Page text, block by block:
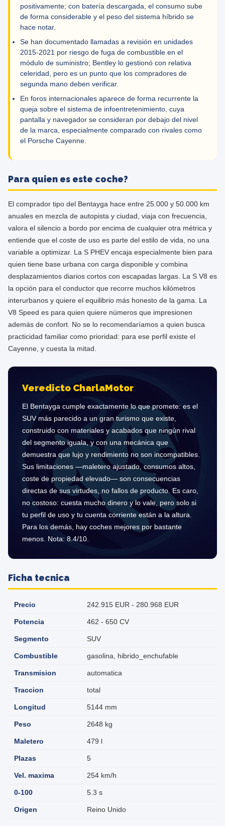
positivamente; con batería descargada, el consumo sube
de forma considerable y el peso del sistema híbrido se
hace notar.
Se han documentado llamadas a revisión en unidades
2015-2021 por riesgo de fuga de combustible en el
módulo de suministro; Bentley lo gestionó con relativa
celeridad, pero es un punto que los compradores de
segunda mano deben verificar.
En foros internacionales aparece de forma recurrente la
queja sobre el sistema de infoentretenimiento, cuya
pantalla y navegador se consideran por debajo del nivel
de la marca, especialmente comparado con rivales como
el Porsche Cayenne.
Para quien es este coche?
El comprador tipo del Bentayga hace entre 25.000 y 50.000 km
anuales en mezcla de autopista y ciudad, viaja con frecuencia,
valora el silencio a bordo por encima de cualquier otra métrica y
entiende que el coste de uso es parte del estilo de vida, no una
variable a optimizar. La S PHEV encaja especialmente bien para
quien tiene base urbana con carga disponible y combina
desplazamientos diarios cortos con escapadas largas. La S V8 es
la opción para el conductor que recorre muchos kilómetros
interurbanos y quiere el equilibrio más honesto de la gama. La
V8 Speed es para quien quiere números que impresionen
además de confort. No se lo recomendaríamos a quien busca
practicidad familiar como prioridad: para ese perfil existe el
Cayenne, y cuesta la mitad.
Veredicto CharlaMotor
El Bentayga cumple exactamente lo que promete: es el
SUV más parecido a un gran turismo que existe,
construido con materiales y acabados que ningún rival
del segmento iguala, y con una mecánica que
demuestra que lujo y rendimiento no son incompatibles.
Sus limitaciones —maletero ajustado, consumos altos,
coste de propiedad elevado— son consecuencias
directas de sus virtudes, no fallos de producto. Es caro,
no costoso: cuesta mucho dinero y lo vale, pero solo si
tu perfil de uso y tu cuenta corriente están a la altura.
Para los demás, hay coches mejores por bastante
menos. Nota: 8.4/10.
Ficha tecnica
Precio 242.915 EUR - 280.968 EUR
Potencia 462 - 650 CV
Segmento SUV
Combustible gasolina, hibrido_enchufable
Transmision automatica
Traccion total
Longitud 5144 mm
Peso 2648 kg
Maletero 479 l
Plazas 5
Vel. maxima 254 km/h
0-100 5.3 s
Origen Reino Unido